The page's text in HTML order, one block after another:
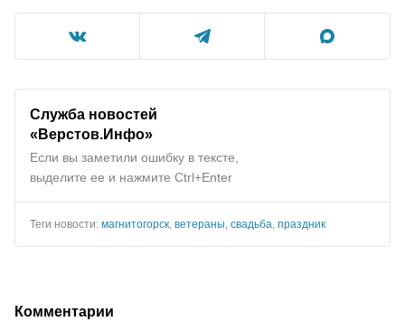
Служба новостей
«Верстов.Инфо»
Если вы заметили ошибку в тексте,
выделите ее и нажмите Ctrl+Enter
Теги новости: магнитогорск, ветераны, свадьба, праздник
Комментарии